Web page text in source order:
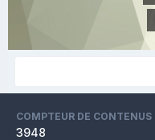
COMPTEUR DE CONTENUS
3948